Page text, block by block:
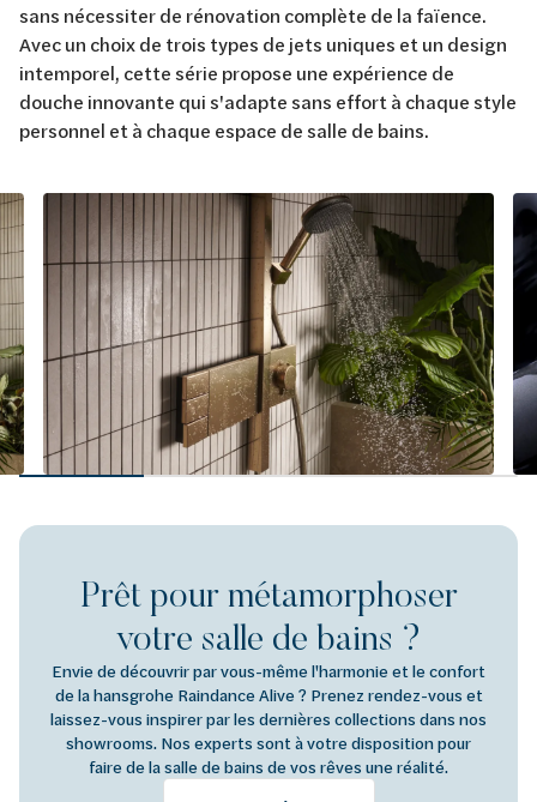
sans nécessiter de rénovation complète de la faïence.
Avec un choix de trois types de jets uniques et un design
intemporel, cette série propose une expérience de
douche innovante qui s'adapte sans effort à chaque style
personnel et à chaque espace de salle de bains.
Prêt pour métamorphoser
votre salle de bains ?
Envie de découvrir par vous-même l'harmonie et le confort
de la hansgrohe Raindance Alive ? Prenez rendez-vous et
laissez-vous inspirer par les dernières collections dans nos
showrooms. Nos experts sont à votre disposition pour
faire de la salle de bains de vos rêves une réalité.